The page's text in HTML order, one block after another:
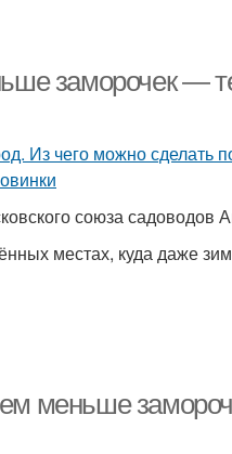
заморочек —
союза садоводов
местах, куда даже
меньше